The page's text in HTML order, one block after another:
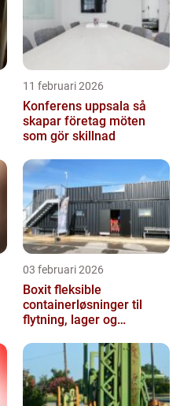
11 februari 2026
Konferens uppsala så
skapar företag möten
som gör skillnad
03 februari 2026
Boxit fleksible
containerløsninger til
flytning, lager og